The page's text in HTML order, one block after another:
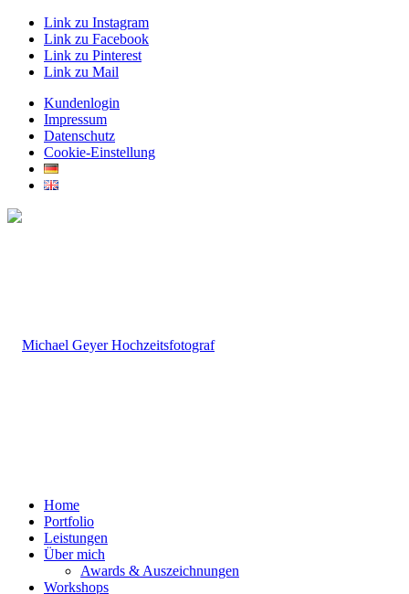
Link zu Instagram
Link zu Facebook
Link zu Pinterest
Link zu Mail
Kundenlogin
Impressum
Datenschutz
Cookie-Einstellung
Home
Portfolio
Leistungen
Über mich
Awards & Auszeichnungen
Workshops